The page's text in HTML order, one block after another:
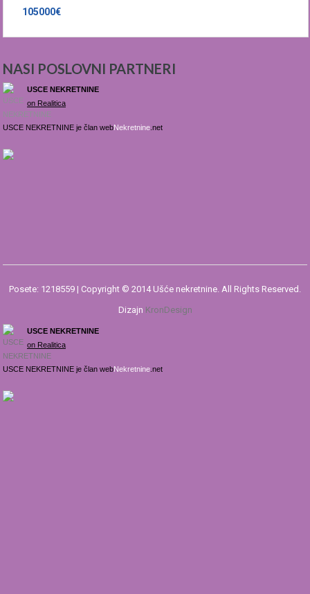
105000€
NASI POSLOVNI PARTNERI
USCE NEKRETNINE
on Realitica
USCE NEKRETNINE je član webNekretnine .net
Posete: 1218559 | Copyright © 2014 Ušće nekretnine. All Rights Reserved.
Dizajn KronDesign
USCE NEKRETNINE
on Realitica
USCE NEKRETNINE je član webNekretnine .net